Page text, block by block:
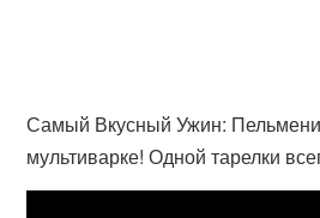
Самый Вкусный Ужин:
мультиварке! Одной тарелки